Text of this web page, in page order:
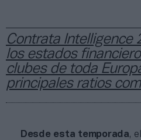
Contrata Intelligence
los estados
clubes de toda
principales ratios
Desde esta temporada,